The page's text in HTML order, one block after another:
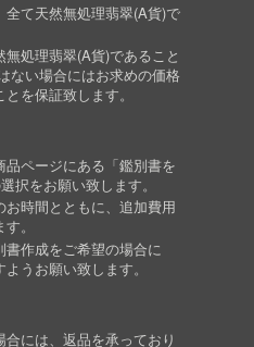
て天然無処理翡翠(A貨)で
処理翡翠(A貨)であること
ない場合にはお求めの価格
を保証致します。
ページにある「鑑別書を
択をお願い致します。
お時間とともに、追加費用
。
作成をご希望の場合に
うお願い致します。
には、返品を承っており